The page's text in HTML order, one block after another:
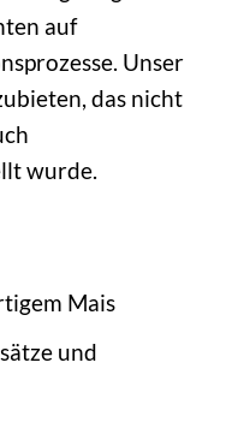
auf
Unser
das nicht
wurde.
Mais
und